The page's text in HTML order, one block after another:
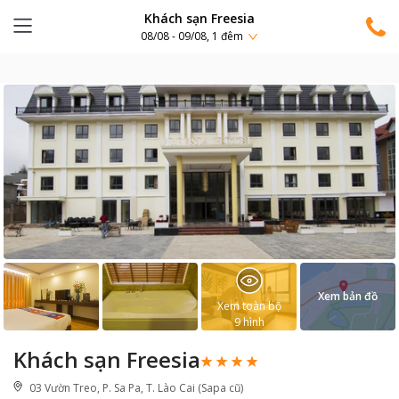
Khách sạn Freesia
08/08 - 09/08, 1 đêm
Khách sạn Freesia
03 Vườn Treo, P. Sa Pa, T. Lào Cai (Sapa cũ)
Xem toàn bộ
9hình
Xem bản đồ